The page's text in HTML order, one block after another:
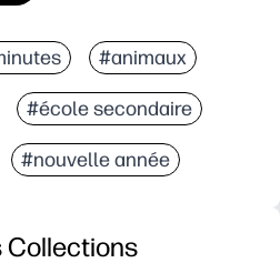
#animaux
#école secondaire
#nouvelle année
Collections